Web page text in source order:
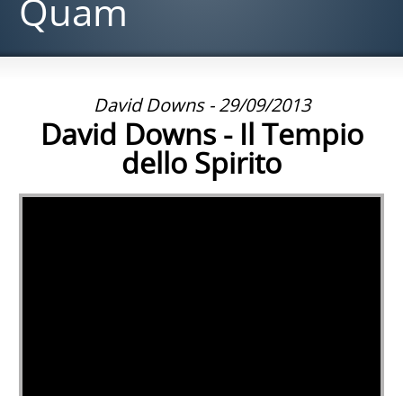
Quam
David Downs - 29/09/2013
David Downs - Il Tempio
dello Spirito